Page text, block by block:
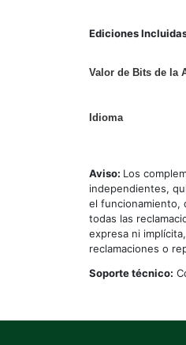
Ediciones
Valor de Bits de la
Idioma
Aviso: Los
independientes,
el funcionamiento,
todas las
expresa ni
reclamaciones o
Soporte técnico: